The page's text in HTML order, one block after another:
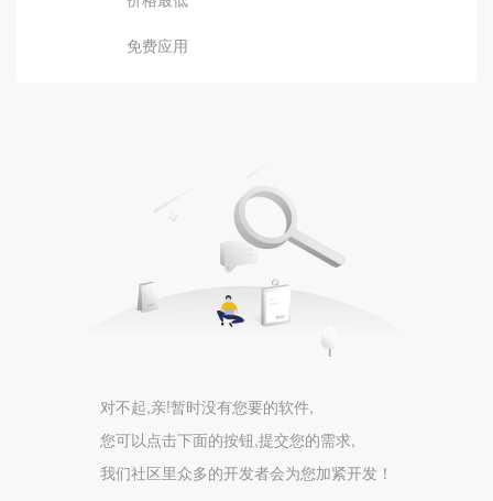
免费应用
对不起,亲!暂时没有您要的软件,
您可以点击下面的按钮,提交您的需求,
我们社区里众多的开发者会为您加紧开发！